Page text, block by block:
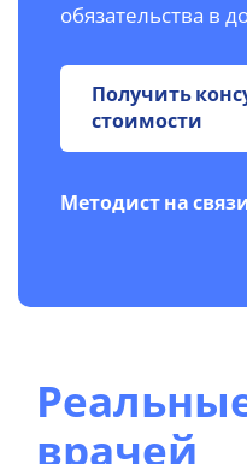
обязательства в
Получить
стоимости
Методист на
врачей